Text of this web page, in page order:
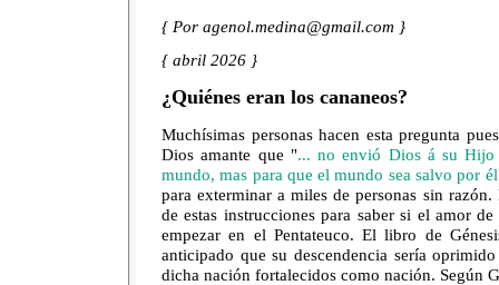
{ Por agenol.medina@gmail.com }
{ abril 2026 }
¿Quiénes eran los cananeos?
Muchísimas personas hacen esta pregunta
Dios amante que "... no envió Dios á su Hijo
mundo, mas para que el mundo sea salvo por él
para exterminar a miles de personas sin
de estas instrucciones para saber si el amor
empezar en el Pentateuco. El libro de
anticipado que su descendencia sería
dicha nación fortalecidos como nación. Según